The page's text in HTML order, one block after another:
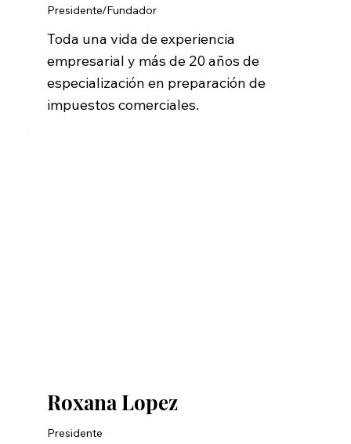
Presidente/Fundador
Toda una vida de experiencia
empresarial y más de 20 años de
especialización en preparación de
impuestos comerciales.
Roxana Lopez
Presidente